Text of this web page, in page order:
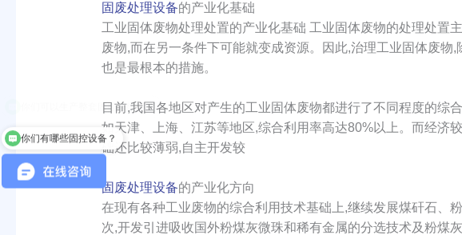
固废处理设备的产业化基础
工业固体废物处理处置的产业化基础 工业固体废物的处理处置
废物,而在另一条件下可能就变成资源。因此,治理工业固体废
也是最根本的措施。
目前,我国各地区对产生的工业固体废物都进行了不同程度的综
如天津、上海、江苏等地区,综合利用率高达80%以上。而经济
础还比较薄弱,自主开发较
固废处理设备的产业化方向
在现有各种工业废物的综合利用技术基础上,继续发展煤矸石、
次,开发引进吸收国外粉煤灰微珠和稀有金属的分选技术及粉煤
你们有哪些固控设备？